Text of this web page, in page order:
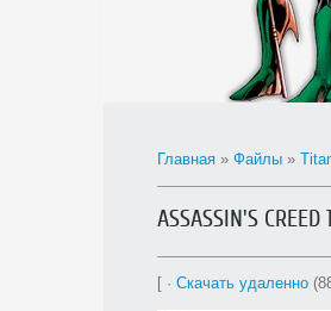
Главная » Файлы »
ASSASSIN'S CREED
[ · Скачать удаленно